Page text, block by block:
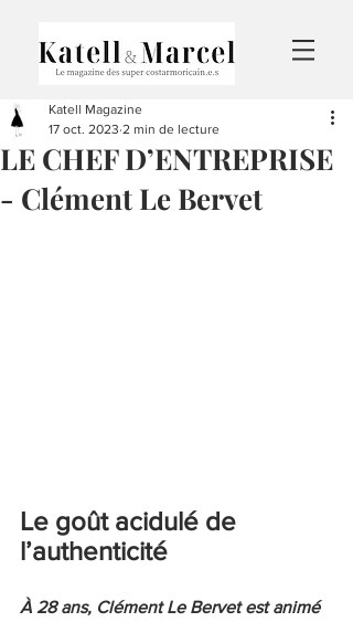
LE CHEF D’ENTREPRISE
- Clément Le Bervet
Katell Magazine
17 oct. 2023 2 min de lecture
Le goût acidulé de
l’authenticité
À 28 ans, Clément Le Bervet est animé